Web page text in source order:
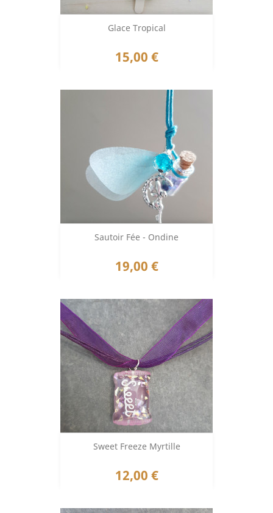
Glace Tropical
Prix
15,00 €
Sautoir Fée - Ondine
Prix
19,00 €
Sweet Freeze Myrtille
Prix
12,00 €